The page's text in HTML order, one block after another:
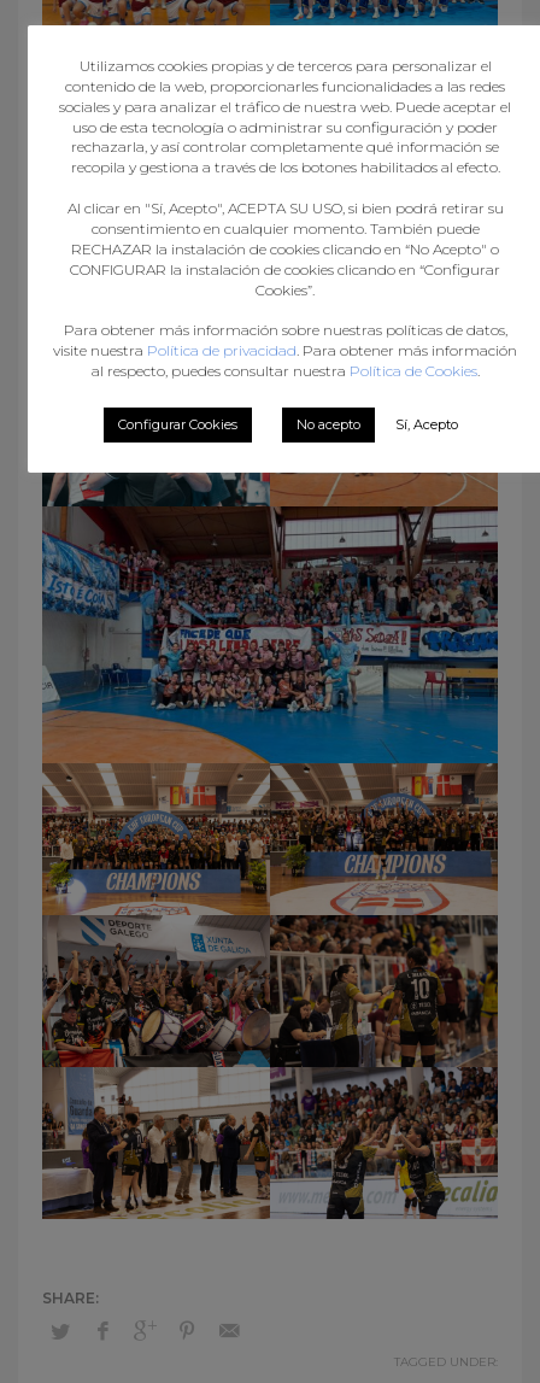
TAGGED UNDER:
Utilizamos cookies propias y de terceros para personalizar el
contenido de la web, proporcionarles funcionalidades a las redes
sociales y para analizar el tráfico de nuestra web. Puede aceptar el
uso de esta tecnología o administrar su configuración y poder
rechazarla, y así controlar completamente qué información se
recopila y gestiona a través de los botones habilitados al efecto.
Al clicar en "Sí, Acepto", ACEPTA SU USO, si bien podrá retirar su
consentimiento en cualquier momento. También puede
RECHAZAR la instalación de cookies clicando en “No Acepto" o
CONFIGURAR la instalación de cookies clicando en “Configurar
Cookies”.
Para obtener más información sobre nuestras políticas de datos,
visite nuestra Política de privacidad. Para obtener más información
al respecto, puedes consultar nuestra Política de Cookies.
Configurar Cookies No acepto Sí, Acepto